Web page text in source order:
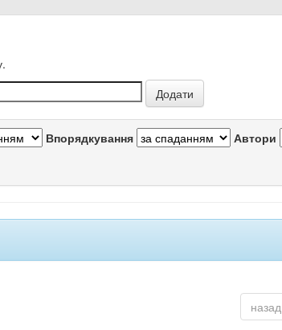
Впорядкування Автори
назад